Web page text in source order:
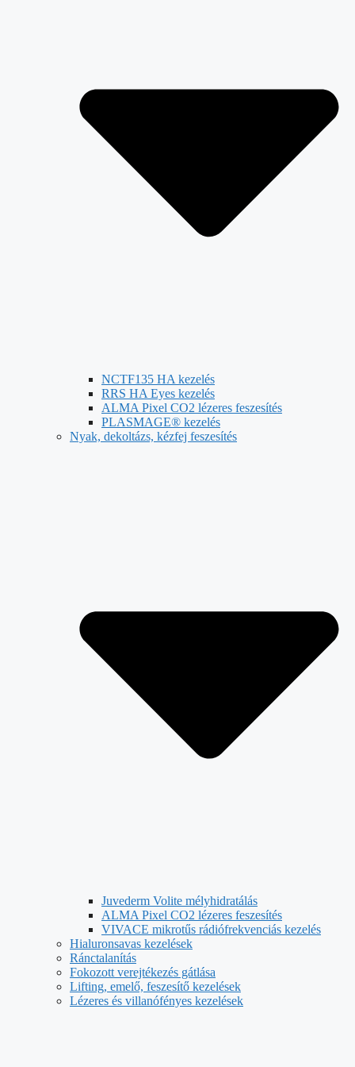
NCTF135 HA kezelés
RRS HA Eyes kezelés
ALMA Pixel CO2 lézeres feszesítés
PLASMAGE® kezelés
Nyak, dekoltázs, kézfej feszesítés
Juvederm Volite mélyhidratálás
ALMA Pixel CO2 lézeres feszesítés
VIVACE mikrotűs rádiófrekvenciás kezelés
Hialuronsavas kezelések
Ránctalanítás
Fokozott verejtékezés gátlása
Lifting, emelő, feszesítő kezelések
Lézeres és villanófényes kezelések